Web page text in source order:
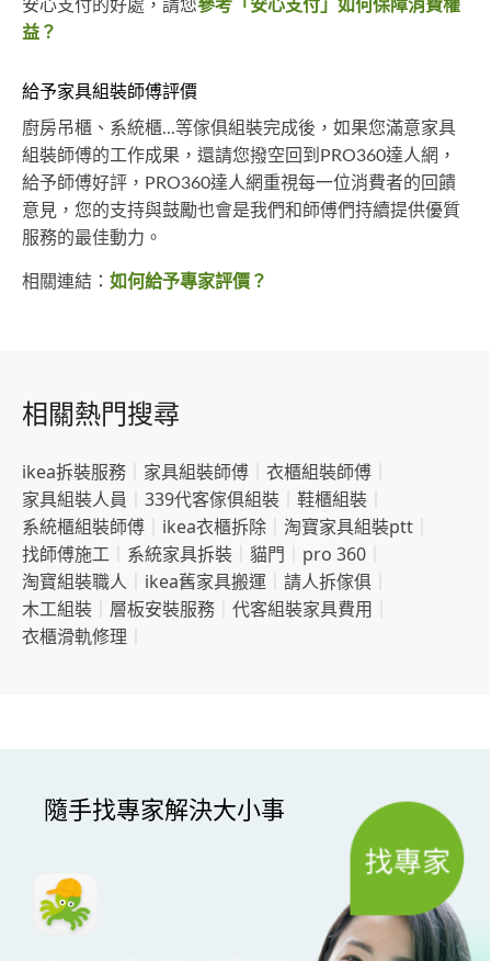
安心支付的好處，請您參考「安心支付」如何保障消費權
益？
給予家具組裝師傅評價
廚房吊櫃、系統櫃...等傢俱組裝完成後，如果您滿意家具
組裝師傅的工作成果，還請您撥空回到PRO360達人網，
給予師傅好評，PRO360達人網重視每一位消費者的回饋
意見，您的支持與鼓勵也會是我們和師傅們持續提供優質
服務的最佳動力。
相關連結： 如何給予專家評價？
相關熱門搜尋
ikea拆裝服務 家具組裝師傅 衣櫃組裝師傅
家具組裝人員
339代客傢俱組裝 鞋櫃組裝
系統櫃組裝師傅
ikea衣櫃拆除 淘寶家具組裝ptt
找師傅施工
系統家具拆裝 貓門 pro 360
淘寶組裝職人
ikea舊家具搬運 請人拆傢俱
木工組裝
層板安裝服務 代客組裝家具費用
衣櫃滑軌修理
隨手找專家解決大小事